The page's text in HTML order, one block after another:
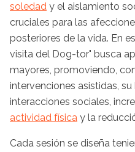
soledad y el aislamiento
cruciales para las
posteriores de la vida. En
visita del Dog-tor" busca
mayores, promoviendo,
intervenciones asistidas,
interacciones sociales,
actividad física y la
Cada sesión se diseña